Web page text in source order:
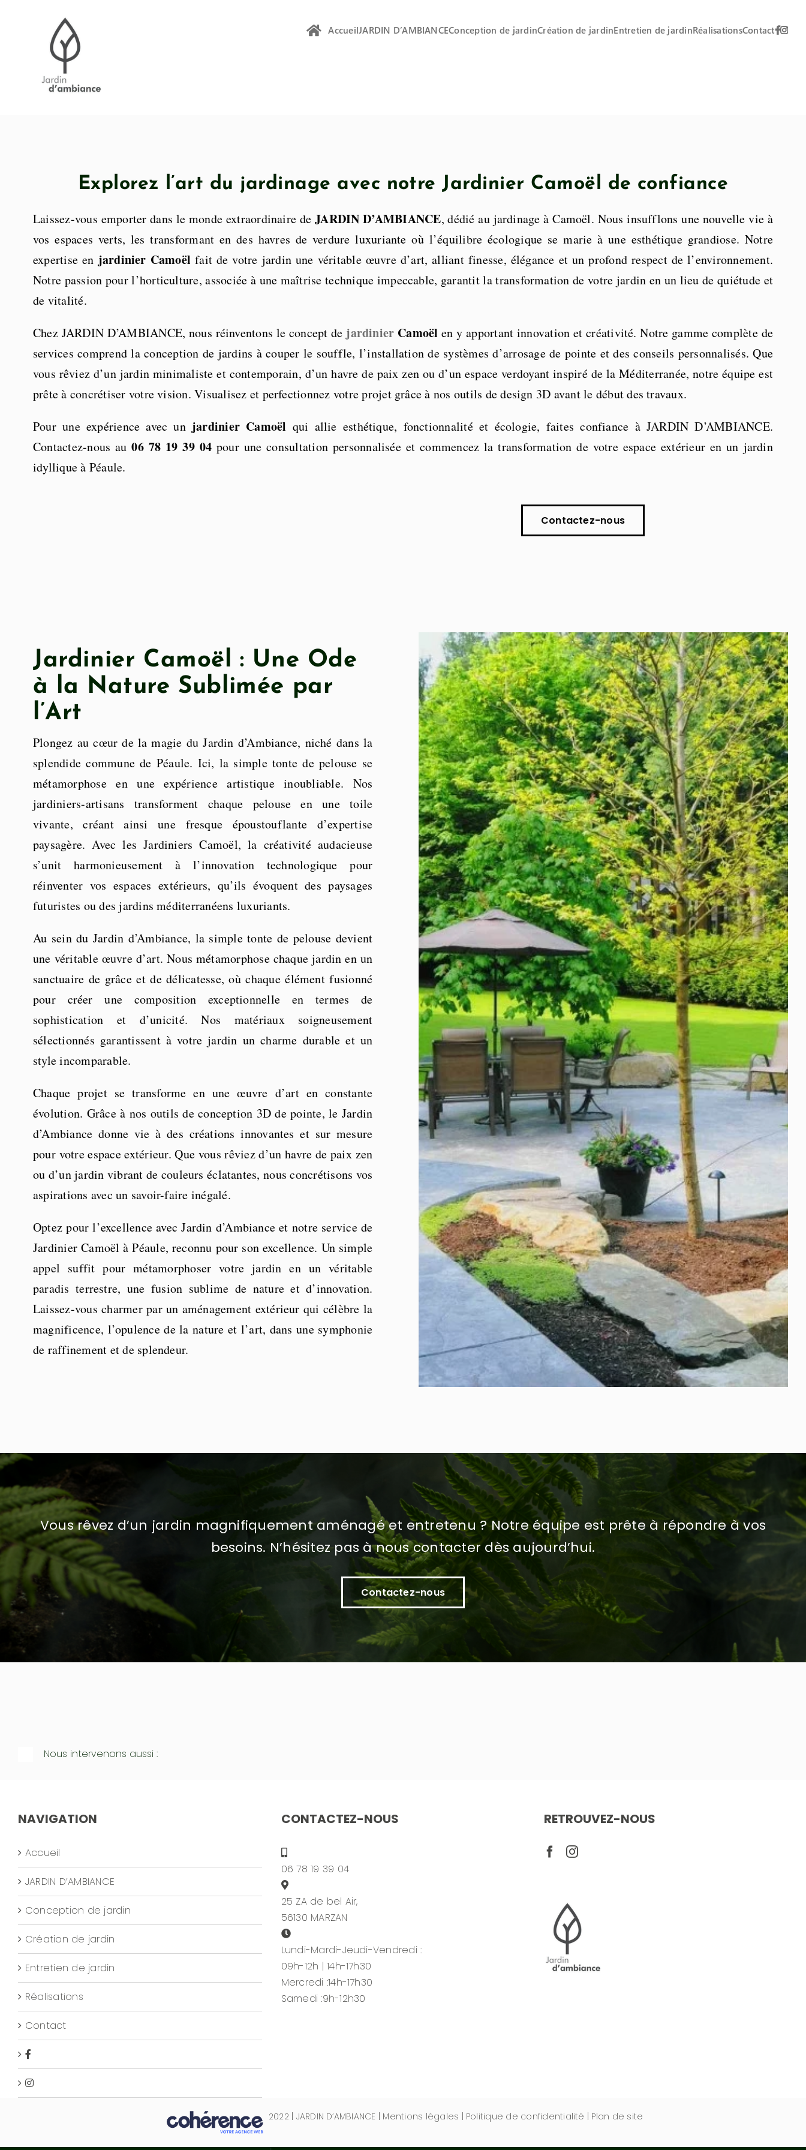
AccueilJARDIN D’AMBIANCEConception de jardinCréation de jardinEntretien de jardinRéalisationsContact
Explorez l’art du jardinage avec notre Jardinier Camoël de confiance
Laissez-vous emporter dans le monde extraordinaire deJARDIN D’AMBIANCE, dédié au jardinage à Camoël. Nous insufflons une nouvelle vie à
vos espaces verts, les transformant en des havres de verdure luxuriante où l’équilibre écologique se marie à une esthétique grandiose. Notre
expertise en jardinier Camoël fait de votre jardin une véritable œuvre d’art, alliant finesse, élégance et un profond respect de l’environnement.
Notre passion pour l’horticulture, associée à une maîtrise technique impeccable, garantit la transformation de votre jardin en un lieu de quiétude et
de vitalité.
Chez JARDIN D’AMBIANCE, nous réinventons le concept de jardinier Camoëlen y apportant innovation et créativité. Notre gamme complète de
services comprend la conception de jardins à couper le souffle, l’installation de systèmes d’arrosage de pointe et des conseils personnalisés. Que
vous rêviez d’un jardin minimaliste et contemporain, d’un havre de paix zen ou d’un espace verdoyant inspiré de la Méditerranée, notre équipe est
prête à concrétiser votre vision. Visualisez et perfectionnez votre projet grâce à nos outils de design 3D avant le début des travaux.
Pour une expérience avec un jardinier Camoël qui allie esthétique, fonctionnalité et écologie, faites confiance à JARDIN D’AMBIANCE.
Contactez-nous au06 78 19 39 04 pour une consultation personnalisée et commencez la transformation de votre espace extérieur en un jardin
idyllique à Péaule.
Contactez-nous
Jardinier Camoël : Une Ode
à la Nature Sublimée par
l’Art
Plongez au cœur de la magie du Jardin d’Ambiance, niché dans la
splendide commune de Péaule. Ici, la simple tonte de pelouse se
métamorphose en une expérience artistique inoubliable. Nos
jardiniers-artisans transforment chaque pelouse en une toile
vivante, créant ainsi une fresque époustouflante d’expertise
paysagère. Avec les Jardiniers Camoël, la créativité audacieuse
s’unit harmonieusement à l’innovation technologique pour
réinventer vos espaces extérieurs, qu’ils évoquent des paysages
futuristes ou des jardins méditerranéens luxuriants.
Au sein du Jardin d’Ambiance, la simple tonte de pelouse devient
une véritable œuvre d’art. Nous métamorphose chaque jardin en un
sanctuaire de grâce et de délicatesse, où chaque élément fusionné
pour créer une composition exceptionnelle en termes de
sophistication et d’unicité. Nos matériaux soigneusement
sélectionnés garantissent à votre jardin un charme durable et un
style incomparable.
Chaque projet se transforme en une œuvre d’art en constante
évolution. Grâce à nos outils de conception 3D de pointe, le Jardin
d’Ambiance donne vie à des créations innovantes et sur mesure
pour votre espace extérieur. Que vous rêviez d’un havre de paix zen
ou d’un jardin vibrant de couleurs éclatantes, nous concrétisons vos
aspirations avec un savoir-faire inégalé.
Optez pour l’excellence avec Jardin d’Ambiance et notre service de
Jardinier Camoël à Péaule, reconnu pour son excellence. Un simple
appel suffit pour métamorphoser votre jardin en un véritable
paradis terrestre, une fusion sublime de nature et d’innovation.
Laissez-vous charmer par un aménagement extérieur qui célèbre la
magnificence, l’opulence de la nature et l’art, dans une symphonie
de raffinement et de splendeur.
Vous rêvez d’un jardin magnifiquement aménagé et entretenu ? Notre équipe est prête à répondre à vos
besoins. N’hésitez pas à nous contacter dès aujourd’hui.
Contactez-nous
Nous intervenons aussi :
NAVIGATION
Accueil
JARDIN D’AMBIANCE
Conception de jardin
Création de jardin
Entretien de jardin
Réalisations
Contact
CONTACTEZ-NOUS
06 78 19 39 04
25 ZA de bel Air,
56130 MARZAN
Lundi-Mardi-Jeudi-Vendredi :
09h-12h | 14h-17h30
Mercredi :14h-17h30
Samedi :9h-12h30
RETROUVEZ-NOUS
2022 | JARDIN D’AMBIANCE | Mentions légales | Politique de confidentialité | Plan de site